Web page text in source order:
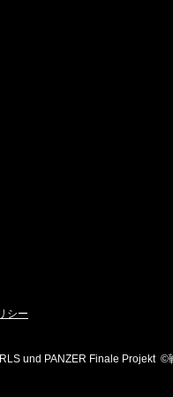
シー
und PANZER Finale Projekt ©